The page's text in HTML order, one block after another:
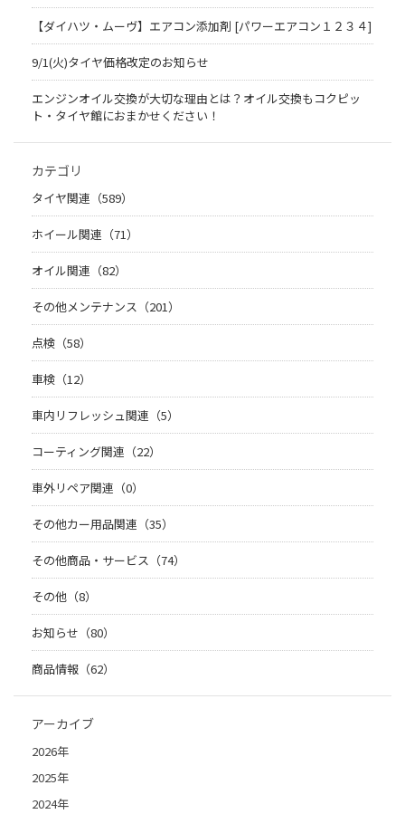
【ダイハツ・ムーヴ】エアコン添加剤 [パワーエアコン１２３４]
9/1(火)タイヤ価格改定のお知らせ
エンジンオイル交換が大切な理由とは？オイル交換もコクピッ
ト・タイヤ館におまかせください！
カテゴリ
タイヤ関連（589）
ホイール関連（71）
オイル関連（82）
その他メンテナンス（201）
点検（58）
車検（12）
車内リフレッシュ関連（5）
コーティング関連（22）
車外リペア関連（0）
その他カー用品関連（35）
その他商品・サービス（74）
その他（8）
お知らせ（80）
商品情報（62）
アーカイブ
2026年
2025年
2024年